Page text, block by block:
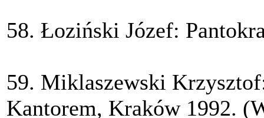
58. Łoziński Józef:
59. Miklaszewski
Kantorem, Kraków 1992.